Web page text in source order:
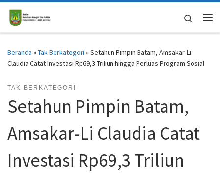
Skip to content
Search
Beranda »Tak Berkategori »Setahun Pimpin Batam, Amsakar-Li
Claudia Catat Investasi Rp69,3 Triliun hingga Perluas Program Sosial
TAK BERKATEGORI
Setahun Pimpin Batam,
Amsakar-Li Claudia Catat
Investasi Rp69,3 Triliun